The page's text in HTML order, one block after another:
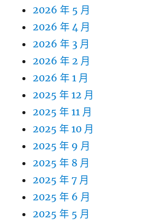
2026 年 5 月
2026 年 4 月
2026 年 3 月
2026 年 2 月
2026 年 1 月
2025 年 12 月
2025 年 11 月
2025 年 10 月
2025 年 9 月
2025 年 8 月
2025 年 7 月
2025 年 6 月
2025 年 5 月